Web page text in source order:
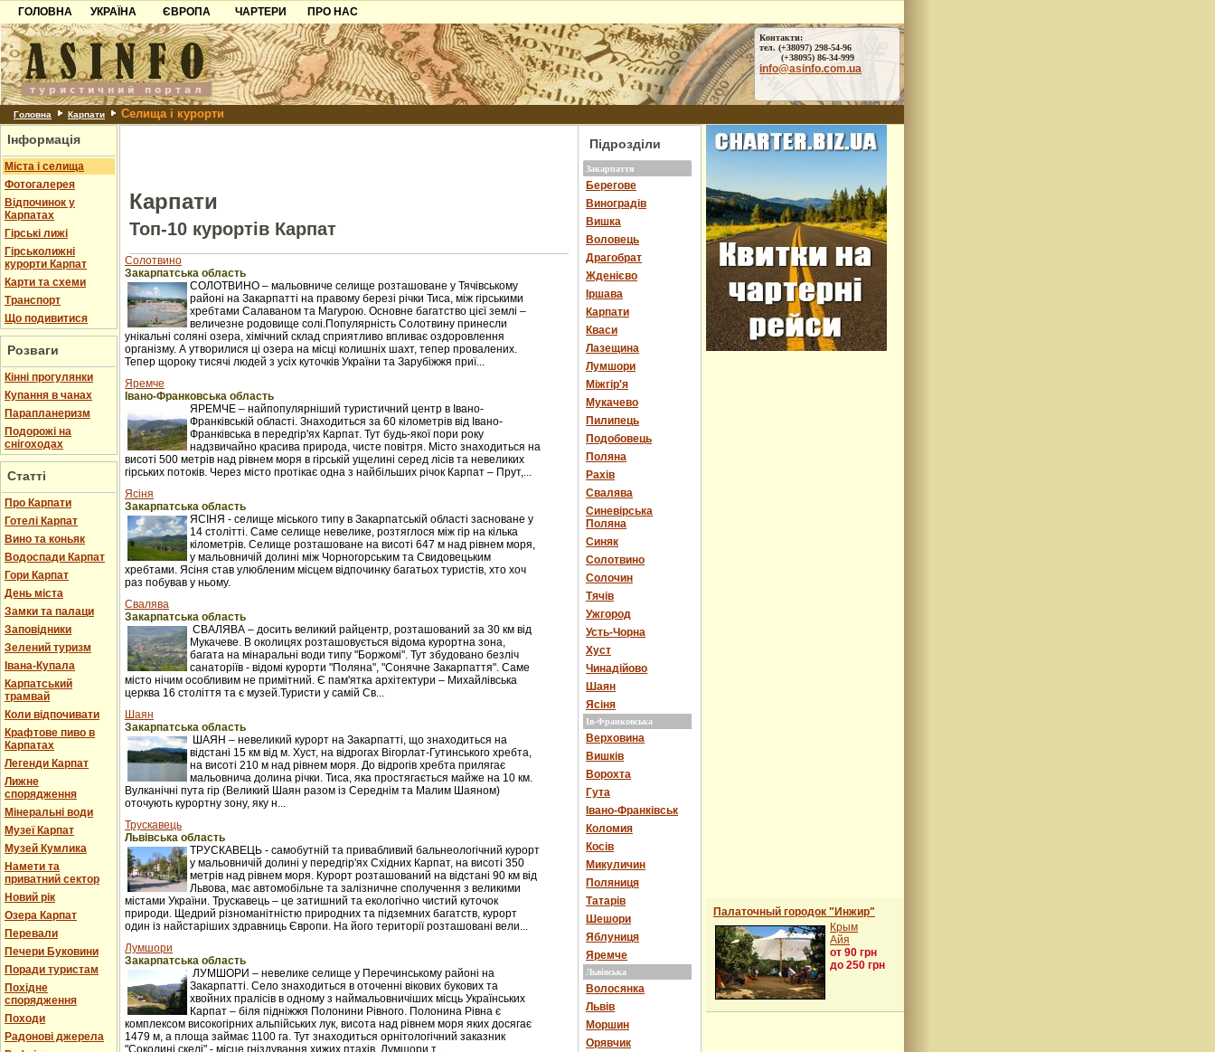
ГОЛОВНА
УКРАЇНА
Карпати
Азов
Причорноморря
Шацьк
ЄВРОПА
Чорногорія
Хорватія
Болгарія
Албанія
ЧАРТЕРИ
ПРО НАС
Контакти
Партнерам
Додати готель
Контакти:
тел. (+38097) 298-54-96
(+38095) 86-34-999
info@asinfo.com.ua
Головна Карпати Селища і курорти
Інформація
Міста і селища
Фотогалерея
Відпочинок у
Карпатах
Гірські лижі
Гірськолижні
курорти Карпат
Карти та схеми
Транспорт
Що подивитися
Розваги
Кінні прогулянки
Купання в чанах
Парапланеризм
Подорожі на
снігоходах
Статті
Про Карпати
Готелі Карпат
Вино та коньяк
Водоспади Карпат
Гори Карпат
День міста
Замки та палаци
Заповідники
Зелений туризм
Івана-Купала
Карпатський
трамвай
Коли відпочивати
Крафтове пиво в
Карпатах
Легенди Карпат
Лижне
спорядження
Мінеральні води
Музеї Карпат
Музей Кумлика
Намети та
приватний сектор
Новий рік
Озера Карпат
Перевали
Печери Буковини
Поради туристам
Похідне
спорядження
Походи
Радонові джерела
Карпати
Топ-10 курортів Карпат
Солотвино
Закарпатська область
СОЛОТВИНО – мальовниче селище розташоване у Тячівському
районі на Закарпатті на правому березі річки Тиса, між гірськими
хребтами Салаваном та Магурою. Основне багатство цієї землі –
величезне родовище солі.Популярність Солотвину принесли
унікальні соляні озера, хімічний склад сприятливо впливає оздоровлення
організму. А утворилися ці озера на місці колишніх шахт, тепер провалених.
Тепер щороку тисячі людей з усіх куточків України та Зарубіжжя приї...
Яремче
Івано-Франковська область
ЯРЕМЧЕ – найпопулярніший туристичний центр в Івано-
Франківській області. Знаходиться за 60 кілометрів від Івано-
Франківська в передгір'ях Карпат. Тут будь-якої пори року
надзвичайно красива природа, чисте повітря. Місто знаходиться на
висоті 500 метрів над рівнем моря в гірській ущелині серед лісів та невеликих
гірських потоків. Через місто протікає одна з найбільших річок Карпат – Прут,...
Ясіня
Закарпатська область
ЯСІНЯ - селище міського типу в Закарпатській області засноване у
14 столітті. Саме селище невелике, розтяглося між гір на кілька
кілометрів. Селище розташоване на висоті 647 м над рівнем моря,
у мальовничій долині між Чорногорським та Свидовецьким
хребтами. Ясіня став улюбленим місцем відпочинку багатьох туристів, хто хоч
раз побував у ньому.
Свалява
Закарпатська область
СВАЛЯВА – досить великий райцентр, розташований за 30 км від
Мукачеве. В околицях розташовується відома курортна зона,
багата на мінаральні води типу "Боржомі". Тут збудовано безліч
санаторіїв - відомі курорти "Поляна", "Сонячне Закарпаття". Саме
місто нічим особливим не примітний. Є пам'ятка архітектури – Михайлівська
церква 16 століття та є музей.Туристи у самій Св...
Шаян
Закарпатська область
ШАЯН – невеликий курорт на Закарпатті, що знаходиться на
відстані 15 км від м. Хуст, на відрогах Вігорлат-Гутинського хребта,
на висоті 210 м над рівнем моря. До відрогів хребта прилягає
мальовнича долина річки. Тиса, яка простягається майже на 10 км.
Вулканічні пута гір (Великий Шаян разом із Середнім та Малим Шаяном)
оточують курортну зону, яку н...
Трускавець
Львівська область
ТРУСКАВЕЦЬ - самобутній та привабливий бальнеологічний курорт
у мальовничій долині у передгір'ях Східних Карпат, на висоті 350
метрів над рівнем моря. Курорт розташований на відстані 90 км від
Львова, має автомобільне та залізничне сполучення з великими
містами України. Трускавець – це затишний та екологічно чистий куточок
природи. Щедрий різноманітністю природних та підземних багатств, курорт
один із найстаріших здравниць Європи. На його території розташовані вели...
Лумшори
Закарпатська область
ЛУМШОРИ – невелике селище у Перечинському районі на
Закарпатті. Село знаходиться в оточенні вікових букових та
хвойних пралісів в одному з наймальовничіших місць Українських
Карпат – біля підніжжя Полонини Рівного. Полонина Рівна є
комплексом високогірних альпійських лук, висота над рівнем моря яких досягає
1479 м, а площа займає 1100 га. Тут знаходиться орнітологічний заказник
"Соколині скелі" - місце гніздування хижих птахів. Лумшори т...
Підрозділи
Закарпаття
Берегове
Виноградів
Вишка
Воловець
Драгобрат
Жденієво
Іршава
Карпати
Кваси
Лазещина
Лумшори
Міжгір'я
Мукачево
Пилипець
Подобовець
Поляна
Рахів
Свалява
Синевірська
Поляна
Синяк
Солотвино
Солочин
Тячів
Ужгород
Усть-Чорна
Хуст
Чинадійово
Шаян
Ясіня
Ів-Франковська
Верховина
Вишків
Ворохта
Гута
Івано-Франківськ
Коломия
Косів
Микуличин
Поляниця
Татарів
Шешори
Яблуниця
Яремче
Львівська
Волосянка
Львів
Моршин
Орявчик
Палаточный городок "Инжир"
Крым
Айя
от 90 грн
до 250 грн